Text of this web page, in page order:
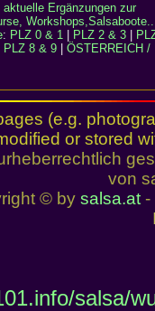
Ergänzungen zur
: PLZ 0 & 1 PLZ 2 & 3
PLZ 8 & 9
ÖSTERREICH /
(e.g.
or stored
von
© by salsa.at-
salsa/